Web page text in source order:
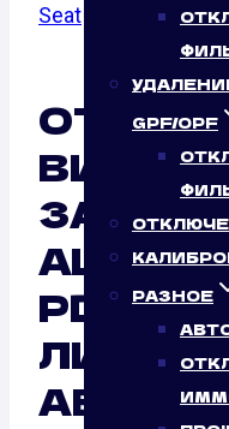
GPF/OPF
РАЗНОЕ
Seat
Alhambra/
PD (90
ЛИ ЭТО